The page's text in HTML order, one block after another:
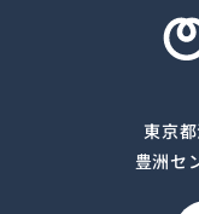
東京
豊洲セ